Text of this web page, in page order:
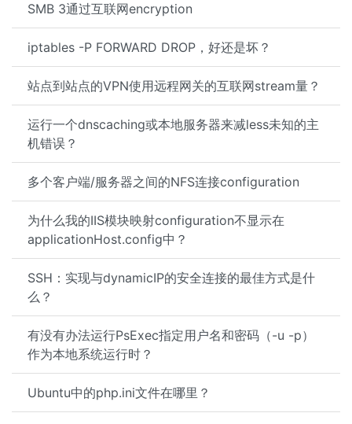
SMB 3通过互联网encryption
iptables -P FORWARD DROP，好还是坏？
站点到站点的VPN使用远程网关的互联网stream量？
运行一个dnscaching或本地服务器来减less未知的主
机错误？
多个客户端/服务器之间的NFS连接configuration
为什么我的IIS模块映射configuration不显示在
applicationHost.config中？
SSH：实现与dynamicIP的安全连接的最佳方式是什
么？
有没有办法运行PsExec指定用户名和密码（-u -p）
作为本地系统运行时？
Ubuntu中的php.ini文件在哪里？